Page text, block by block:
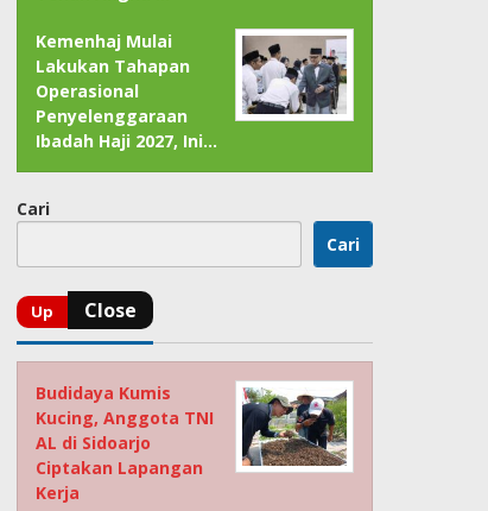
Kemenhaj Mulai
Lakukan Tahapan
Operasional
Penyelenggaraan
Ibadah Haji 2027, Ini…
Cari
Cari
Budidaya Kumis
Kucing, Anggota TNI
AL di Sidoarjo
Ciptakan Lapangan
Kerja